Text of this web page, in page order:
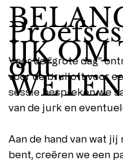
IJK OM
out
Voor de “grote dag”
voor de bruiloft voor
sessie bespreken we
van de jurk en
Aan de hand van wat
bent, creëren we een